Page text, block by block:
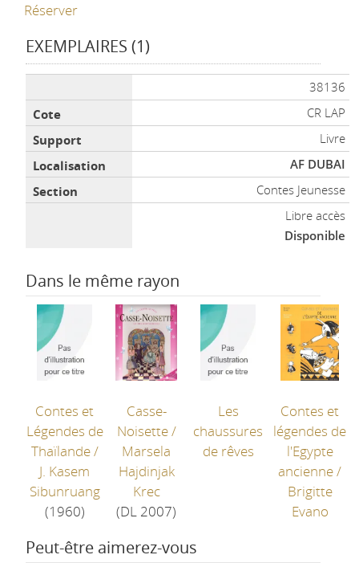
Réserver
EXEMPLAIRES (1)
38136
CR LAP
Livre
AF DUBAI
Contes Jeunesse
Libre accès
Disponible
Dans le même rayon
Contes et
Légendes de
Thaïlande/
J. Kasem
Sibunruang
(1960)
Casse-
Noisette/
Marsela
Hajdinjak
Krec
(DL 2007)
Les
chaussures
de rêves
Contes et
légendes de
l'Egypte
ancienne/
Brigitte
Evano
Peut-être aimerez-vous